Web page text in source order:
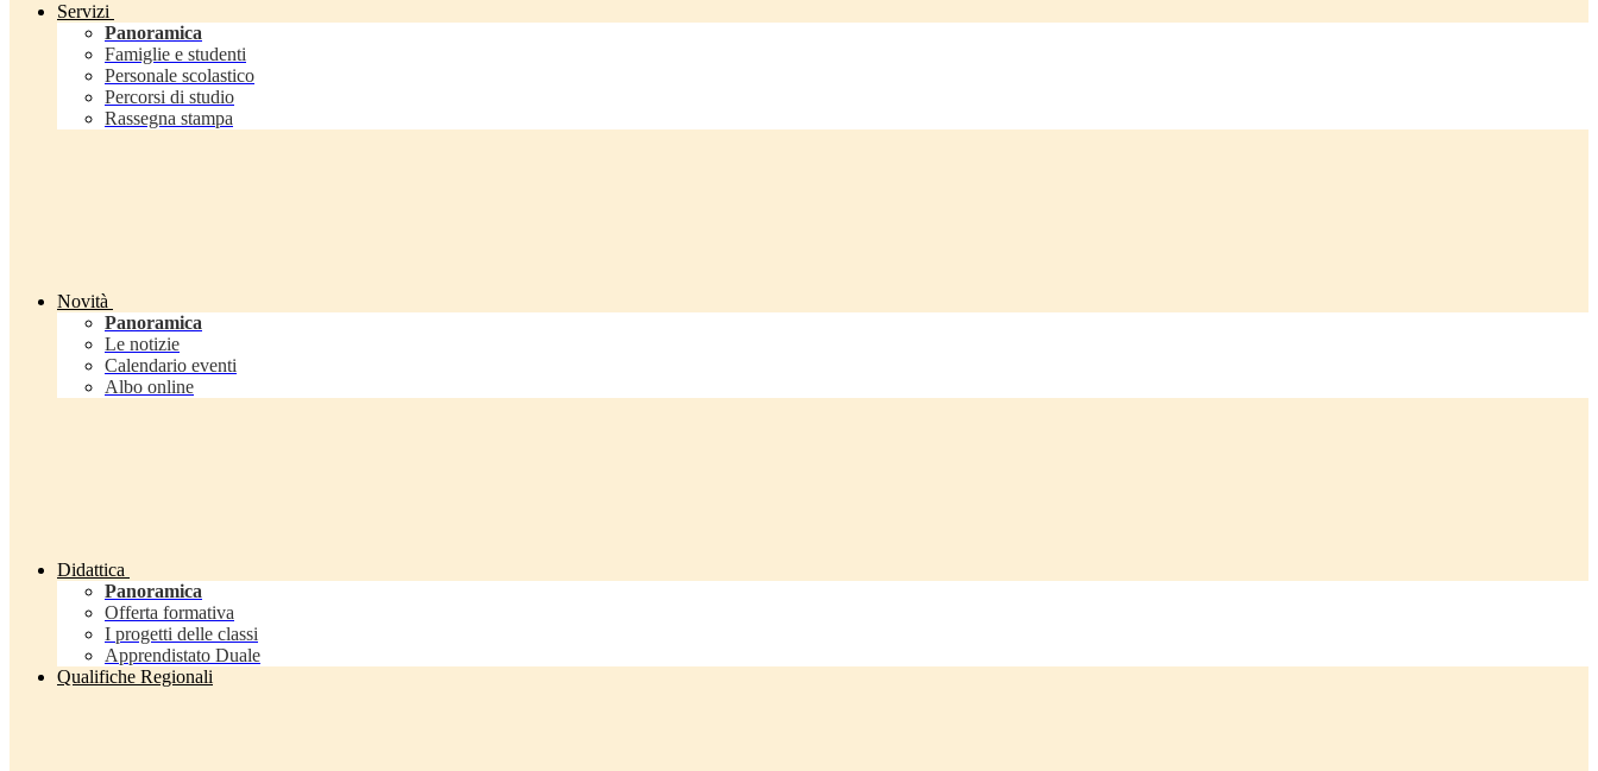
Servizi
Panoramica
Famiglie e studenti
Personale scolastico
Percorsi di studio
Rassegna stampa
Novità
Panoramica
Le notizie
Calendario eventi
Albo online
Didattica
Panoramica
Offerta formativa
I progetti delle classi
Apprendistato Duale
Qualifiche Regionali